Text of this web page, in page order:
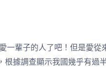
一輩子的人了吧！但是愛從
根據調查顯示我國幾乎有過